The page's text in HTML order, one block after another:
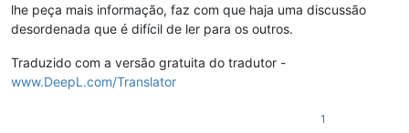
lhe peça mais informação, faz com que haja uma discussão
desordenada que é difícil de ler para os outros.
Traduzido com a versão gratuita do tradutor -
www.DeepL.com/Translator
1